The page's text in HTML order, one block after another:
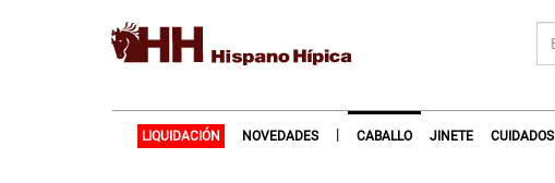
LIQUIDACIÓN NOVEDADES | CABALLO JINETE CUIDADOS